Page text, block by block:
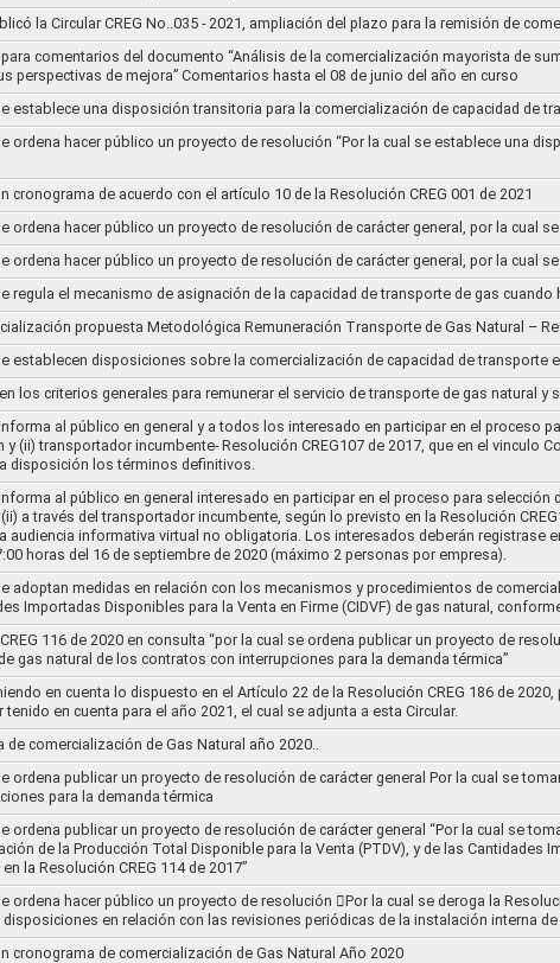
la Circular CREG No..035 - 2021, ampliación del plazo para la remisión de
comentarios del documento “Análisis de la comercialización mayorista de
perspectivas de mejora” Comentarios hasta el 08 de junio del año en curso
establece una disposición transitoria para la comercialización de capacidad de
ordena hacer público un proyecto de resolución “Por la cual se establece una
cronograma de acuerdo con el artículo 10 de la Resolución CREG 001 de 2021
ordena hacer público un proyecto de resolución de carácter general, por la cual
ordena hacer público un proyecto de resolución de carácter general, por la cual
regula el mecanismo de asignación de la capacidad de transporte de gas cuando
propuesta Metodológica Remuneración Transporte de Gas Natural –
establecen disposiciones sobre la comercialización de capacidad de transporte
los criterios generales para remunerar el servicio de transporte de gas natural
al público en general y a todos los interesado en participar en el
y (ii) transportador incumbente- Resolución CREG107 de 2017, que en el vinculo
disposición los términos definitivos.
al público en general interesado en participar en el proceso para
a través del transportador incumbente, según lo previsto en la Resolución
audiencia informativa virtual no obligatoria. Los interesados deberán
horas del 16 de septiembre de 2020 (máximo 2 personas por empresa).
adoptan medidas en relación con los mecanismos y procedimientos de
Importadas Disponibles para la Venta en Firme (CIDVF) de gas natural,
116 de 2020 en consulta “por la cual se ordena publicar un proyecto de
gas natural de los contratos con interrupciones para la demanda térmica”
en cuenta lo dispuesto en el Artículo 22 de la Resolución CREG 186 de
tenido en cuenta para el año 2021, el cual se adjunta a esta Circular.
de comercialización de Gas Natural año 2020..
ordena publicar un proyecto de resolución de carácter general Por la cual se
para la demanda térmica
ordena publicar un proyecto de resolución de carácter general “Por la cual se
de la Producción Total Disponible para la Venta (PTDV), y de las Cantidades
la Resolución CREG 114 de 2017”
ordena hacer público un proyecto de resolución 􀂴Por la cual se deroga la
en relación con las revisiones periódicas de la instalación interna de
cronograma de comercialización de Gas Natural Año 2020